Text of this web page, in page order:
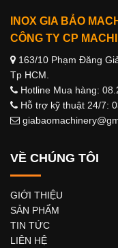
INOX GIA BẢO
CÔNG TY CP
163/10 Phạm Đăng
Tp HCM.
Hotline Mua hàng:
Hỗ trợ kỹ thuật 24/7:
VỀ CHÚNG TÔI
GIỚI THIỆU
SẢN PHẨM
TIN TỨC
LIÊN HỆ